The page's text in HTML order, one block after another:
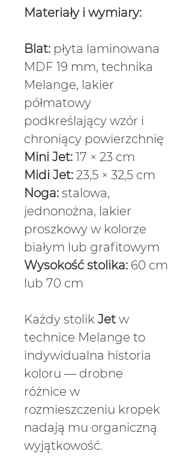
Materiały i wymiary:
Blat: płyta laminowana
MDF 19 mm, technika
Melange, lakier
półmatowy
podkreślający wzór i
chroniący powierzchnię
Mini Jet: 17 × 23 cm
Midi Jet: 23,5 × 32,5 cm
Noga: stalowa,
jednonożna, lakier
proszkowy w kolorze
białym lub grafitowym
Wysokość stolika: 60 cm
lub 70 cm
Każdy stolik Jet w
technice Melange to
indywidualna historia
koloru — drobne
różnice w
rozmieszczeniu kropek
nadają mu organiczną
wyjątkowość.